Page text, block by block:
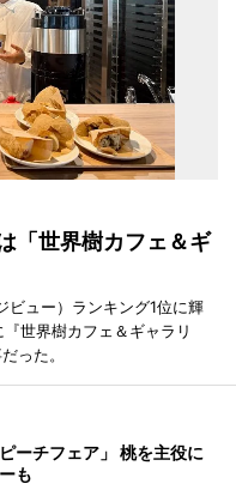
「世界樹カフェ＆ギ
ビュー）ランキング1位に輝
世界樹カフェ＆ギャラリ
った。
ーチフェア」 桃を主役に
も